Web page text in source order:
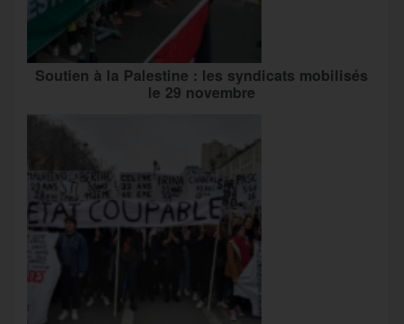
Soutien à la Palestine : les syndicats mobilisés
le 29 novembre